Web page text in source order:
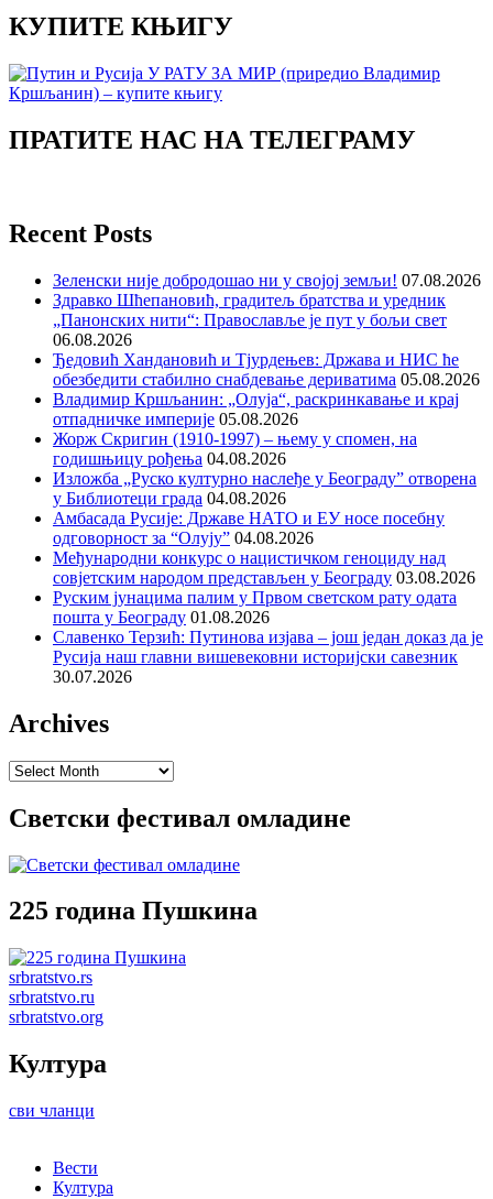
КУПИТЕ КЊИГУ
ПРАТИТЕ НАС НА ТЕЛЕГРАМУ
Recent Posts
Зеленски није добродошао ни у својој земљи! 07.08.2026
Здравко Шћепановић, градитељ братства и уредник
„Панонских нити“: Православље је пут у бољи свет
06.08.2026
Ђедовић Хандановић и Тјурдењев: Држава и НИС ће
обезбедити стабилно снабдевање дериватима 05.08.2026
Владимир Кршљанин: „Олуја“, раскринкавање и крај
отпадничке империје 05.08.2026
Жорж Скригин (1910-1997) – њему у спомен, на
годишњицу рођења 04.08.2026
Изложба „Руско културно наслеђе у Београду” отворена
у Библиотеци града 04.08.2026
Амбасада Русије: Државе НАТО и ЕУ носе посебну
одговорност за “Олују” 04.08.2026
Међународни конкурс о нацистичком геноциду над
совјетским народом представљен у Београду 03.08.2026
Руским јунацима палим у Првом светском рату одата
пошта у Београду 01.08.2026
Славенко Терзић: Путинова изјава – још један доказ да је
Русија наш главни вишевековни историјски савезник
30.07.2026
Archives
Archives
Светски фестивал омладине
225 година Пушкина
srbratstvo.rs
srbratstvo.ru
srbratstvo.org
Култура
сви чланци
Вести
Култура